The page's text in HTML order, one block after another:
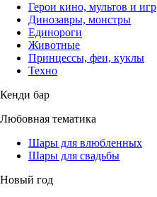
Герои кино, мультов и игр
Динозавры, монстры
Единороги
Животные
Принцессы, феи, куклы
Техно
Кенди бар
Любовная тематика
Шары для влюбленных
Шары для свадьбы
Новый год